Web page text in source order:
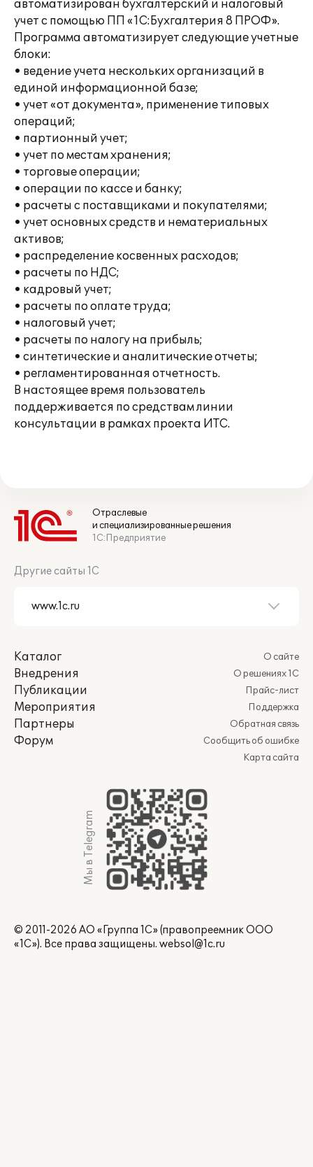
автоматизирован бухгалтерский и налоговый
учет с помощью ПП «1С:Бухгалтерия 8 ПРОФ».
Программа автоматизирует следующие учетные
блоки:
• ведение учета нескольких организаций в
единой информационной базе;
• учет «от документа», применение типовых
операций;
• партионный учет;
• учет по местам хранения;
• торговые операции;
• операции по кассе и банку;
• расчеты с поставщиками и покупателями;
• учет основных средств и нематериальных
активов;
• распределение косвенных расходов;
• расчеты по НДС;
• кадровый учет;
• расчеты по оплате труда;
• налоговый учет;
• расчеты по налогу на прибыль;
• синтетические и аналитические отчеты;
• регламентированная отчетность.
В настоящее время пользователь
поддерживается по средствам линии
консультации в рамках проекта ИТС.
Отраслевые
и специализированные решения
1С:Предприятие
Другие сайты 1С
Каталог
Внедрения
Публикации
Мероприятия
Партнеры
Форум
О сайте
О решениях 1С
Прайс-лист
Поддержка
Обратная связь
Сообщить об ошибке
Карта сайта
Мы в Telegram
© 2011-2026 АО «Группа 1С» (правопреемник ООО
«1С»). Все права защищены. websol@1c.ru